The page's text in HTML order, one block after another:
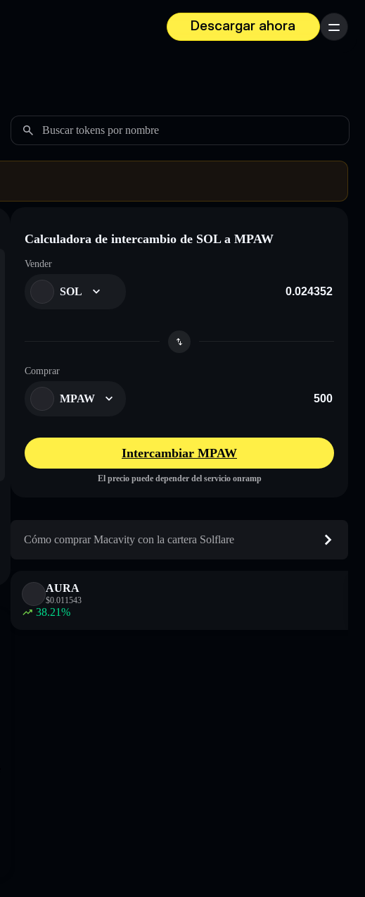
Descargar ahora
Menú
Buscar tokens por nombre
Calculadora de intercambio de SOL a MPAW
Vender
SOL
Comprar
MPAW
Intercambiar MPAW
El precio puede depender del servicio onramp
Cómo comprar Macavity con la cartera Solflare
AURA
$0.011543
38.21%